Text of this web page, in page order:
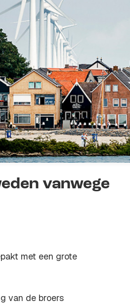
vanwege
met een grote
van de broers